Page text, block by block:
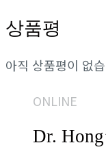
상품평
아직 상품평이 없
ONLINE
Dr.